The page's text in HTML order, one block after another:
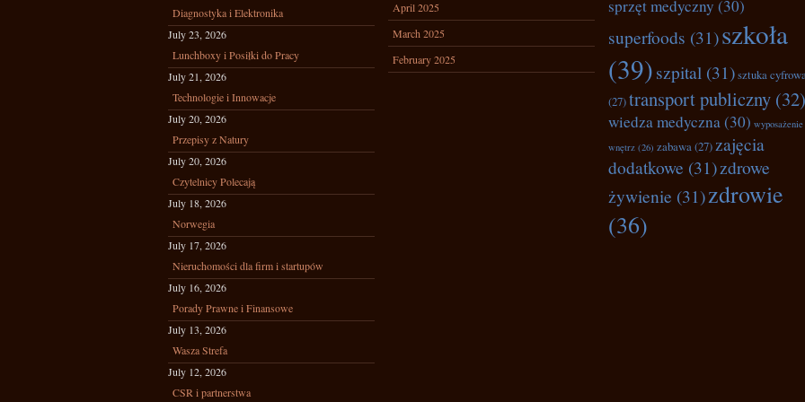
Diagnostyka i Elektronika
July 23, 2026
Lunchboxy i Posiłki do Pracy
July 21, 2026
Technologie i Innowacje
July 20, 2026
Przepisy z Natury
July 20, 2026
Czytelnicy Polecają
July 18, 2026
Norwegia
July 17, 2026
Nieruchomości dla firm i startupów
July 16, 2026
Porady Prawne i Finansowe
July 13, 2026
Wasza Strefa
July 12, 2026
CSR i partnerstwa
April 2025
March 2025
February 2025
sprzęt medyczny (30)
superfoods (31)szkoła
(39)szpital (31)sztuka
(27)transport publiczny (32)
wiedza medyczna(30) wyposażenie
wnętrz (26) zabawa(27) zajęcia
dodatkowe (31)zdrowe
żywienie (31)zdrowie
(36)